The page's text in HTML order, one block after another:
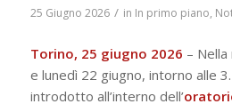
25 Giugno 2026 / in In primo piano,
Torino, 25 giugno 2026 –
e lunedì 22 giugno, intorno alle
introdotto all’interno dell’